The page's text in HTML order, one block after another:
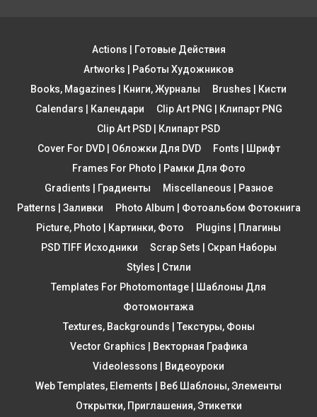
Actions | Готовые Действия
Artworks | Работы Художников
Books, Magazines | Книги, Журналы
Brushes | Кисти
Calendars | Календари
Clip Art PNG | Клипарт PNG
Clip Art PSD | Клипарт PSD
Cover For DVD | Обложки Для DVD
Fonts | Шрифт
Frames For Photo | Рамки Для Фото
Gradients | Градиенты
Miscellaneous | Разное
Patterns | Заливки
Photo Album | Фотоальбом Фотокнига
Picture, Photo | Картинки, Фото
Plugins | Плагины
PSD TIFF Исходники
Scrap Sets | Скрап Наборы
Styles | Стили
Templates For Photomontage | Шаблоны Для
Фотомонтажа
Textures, Backgrounds | Текстуры, Фоны
Vector Graphics | Векторная Графика
Videolessons | Видеоуроки
Web Templates, Elements | Веб Шаблоны, Элементы
Открытки, Приглашения, Этикетки